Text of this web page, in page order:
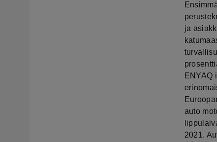
ja
ENYAQ
auto
2021.